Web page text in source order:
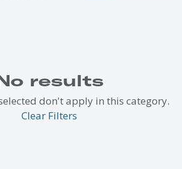
results
don't apply in this category.
Clear Filters